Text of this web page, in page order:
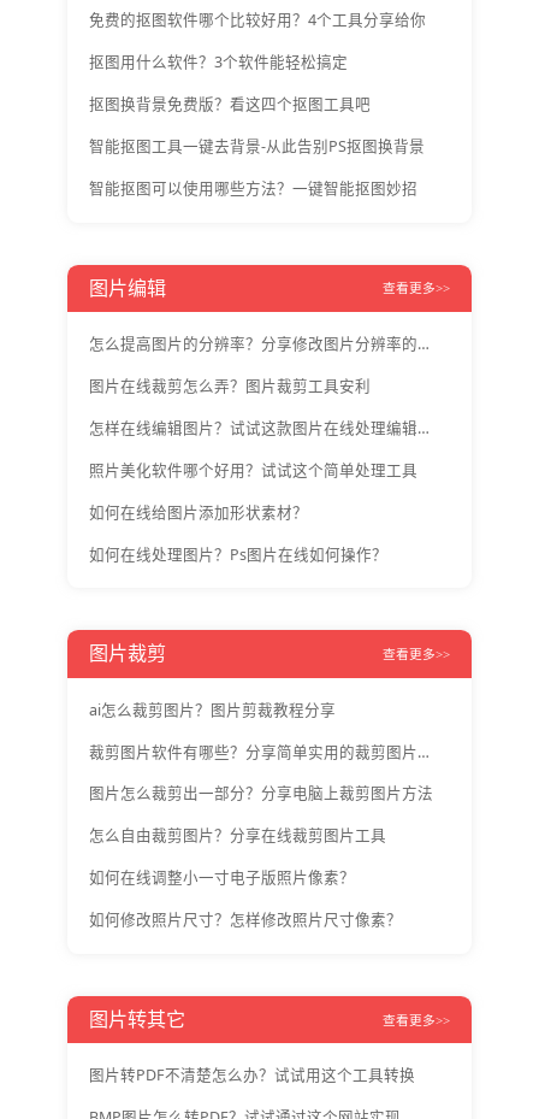
免费的抠图软件哪个比较好用？4个工具分享给你
抠图用什么软件？3个软件能轻松搞定
抠图换背景免费版？看这四个抠图工具吧
智能抠图工具一键去背景-从此告别PS抠图换背景
智能抠图可以使用哪些方法？一键智能抠图妙招
图片编辑 查看更多>>
怎么提高图片的分辨率？分享修改图片分辨率的方法
图片在线裁剪怎么弄？图片裁剪工具安利
怎样在线编辑图片？试试这款图片在线处理编辑工具
照片美化软件哪个好用？试试这个简单处理工具
如何在线给图片添加形状素材？
如何在线处理图片？Ps图片在线如何操作？
图片裁剪 查看更多>>
ai怎么裁剪图片？图片剪裁教程分享
裁剪图片软件有哪些？分享简单实用的裁剪图片教程
图片怎么裁剪出一部分？分享电脑上裁剪图片方法
怎么自由裁剪图片？分享在线裁剪图片工具
如何在线调整小一寸电子版照片像素？
如何修改照片尺寸？怎样修改照片尺寸像素？
图片转其它 查看更多>>
图片转PDF不清楚怎么办？试试用这个工具转换